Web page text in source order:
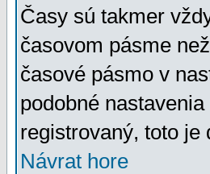
Časy sú takmer
časovom pásme
časové pásmo v
podobné
registrovaný, toto je
Návrat hore